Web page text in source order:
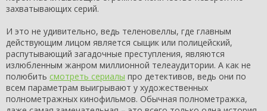
захватывающих серий.
И это не удивительно, ведь теленовеллы, где главным
действующим лицом является сыщик или полицейский,
распутывающий загадочные преступления, являются
излюбленным жанром миллионной телеаудитории. А как не
полюбить смотреть сериалы про детективов, ведь они по
всем параметрам выигрывают у художественных
полнометражных кинофильмов. Обычная полнометражка,